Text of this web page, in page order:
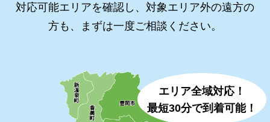
対応可能エリアを確認し、対象エリア外の遠方の
方も、まずは一度ご相談ください。
エリア全域対応！
最短30分で到着可能！